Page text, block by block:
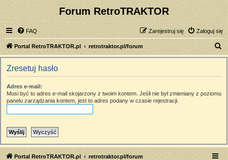
Forum RetroTRAKTOR
FAQ Zaloguj się
Zarejestruj się
Portal RetroTRAKTOR.pl retrotraktor.pl/forum
z
Zresetuj hasło
Adres e-mail:
Musi być to adres e-mail skojarzony z twoim kontem. Jeśli nie był zmieniany z poziomu
panelu zarządzania kontem, jest to adres podany w czasie rejestracji.
Portal RetroTRAKTOR.pl retrotraktor.pl/forum